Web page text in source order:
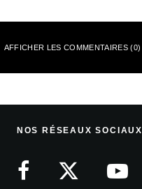
AFFICHER LES COMMENTAIRES (0)
NOS RÉSEAUX SOCIAUX